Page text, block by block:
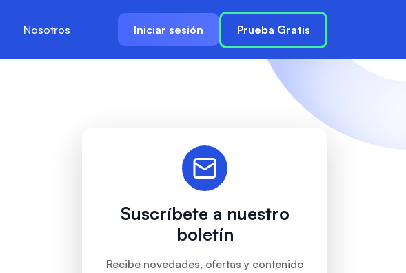
Nosotros Iniciar sesión Prueba Gratis
Suscríbete a nuestro
boletín
Recibe novedades, ofertas y contenido